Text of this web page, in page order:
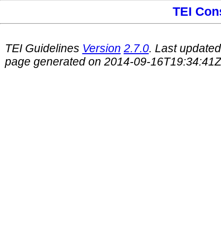
TEI
TEI Guidelines Version 2.7.0. Last
page generated on 2014-09-16T19:34:41Z